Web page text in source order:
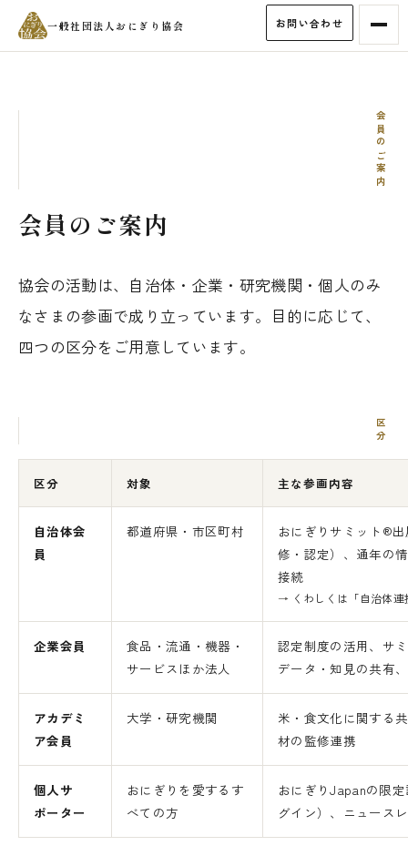
一般社団法人おにぎり協会 お問い合わせ
会員のご案内
会員のご案内
協会の活動は、自治体・企業・研究機関・個人のみ
なさまの参画で成り立っています。目的に応じて、
四つの区分をご用意しています。
区分
区分 対象 主な参画内容
自治体会
員
都道府県・市区町村
おにぎりサミット®
修・認定）、通年の
接続
→ くわしくは「自治体
企業会員
食品・流通・機器・
サービスほか法人
認定制度の活用、サ
データ・知見の共有
アカデミ
ア会員
大学・研究機関
米・食文化に関する
材の監修連携
個人サ
ポーター
おにぎりを愛するす
べての方
おにぎりJapanの限
グイン）、ニュース